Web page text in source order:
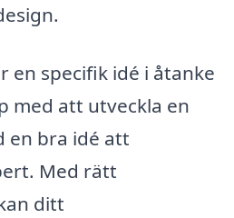
en specifik idé i åtanke
med att utveckla en
en bra idé att
Med rätt
ditt